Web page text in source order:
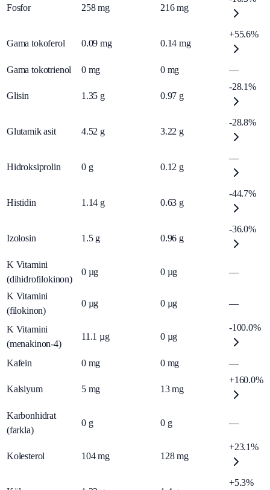
Fosfor 258 mg 216 mg
Gama tokoferol 0.09 mg 0.14 mg
+55.6%
Gama tokotrienol 0 mg 0 mg —
Glisin 1.35 g 0.97 g
-28.1%
Glutamik asit 4.52 g 3.22 g
-28.8%
Hidroksiprolin 0 g 0.12 g
—
Histidin 1.14 g 0.63 g
-44.7%
Izolosin 1.5 g 0.96 g
-36.0%
K Vitamini
(dihidrofilokinon)
0 µg 0 µg —
K Vitamini
(filokinon)
0 µg 0 µg —
K Vitamini
(menakinon-4)
11.1 µg 0 µg
-100.0%
Kafein 0 mg 0 mg —
Kalsiyum 5 mg 13 mg
+160.0%
Karbonhidrat
(farkla)
0 g 0 g —
Kolesterol 104 mg 128 mg
+23.1%
+5.3%